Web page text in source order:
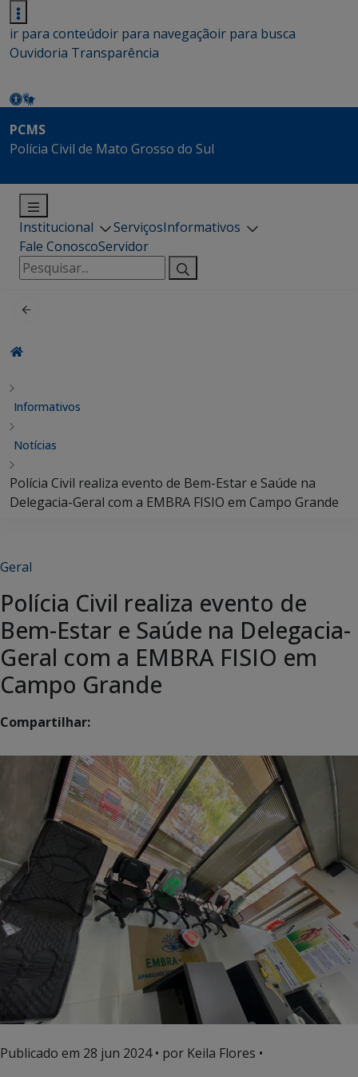
ir para conteúdoir para navegaçãoir para busca
Ouvidoria Transparência
PCMS
Polícia Civil de Mato Grosso do Sul
Institucional ServiçosInformativos
Fale ConoscoServidor
Pesquisar
por:
Informativos
Notícias
Polícia Civil realiza evento de Bem-Estar e Saúde na
Delegacia-Geral com a EMBRA FISIO em Campo Grande
Geral
Polícia Civil realiza evento de
Bem-Estar e Saúde na Delegacia-
Geral com a EMBRA FISIO em
Campo Grande
Compartilhar:
Publicado em 28 jun 2024• por Keila Flores •